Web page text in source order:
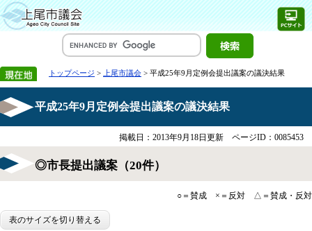
トップページ > 上尾市議会 > 平成25年9月定例会提出議案の議決結果
平成25年9月定例会提出議案の議決結果
掲載日：2013年9月18日更新 ページID：0085453
◎市長提出議案（20件）
○＝賛成 ×＝反対 △＝賛成・反対
表のサイズを切り替える